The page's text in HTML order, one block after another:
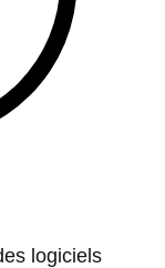
logiciels